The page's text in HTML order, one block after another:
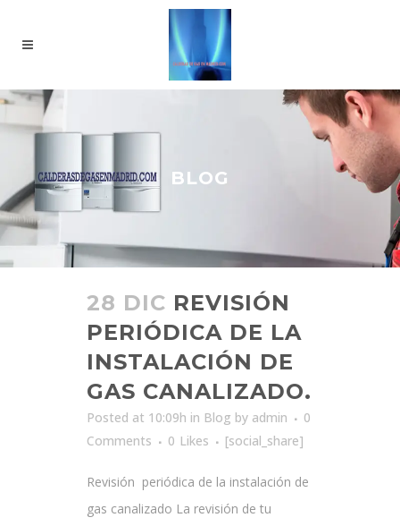
BLOG
28 DIC REVISIÓN
PERIÓDICA DE LA
INSTALACIÓN DE
GAS CANALIZADO.
Posted at 10:09h in Blog by admin
0
Comments
0 Likes [social_share]
Revisión periódica de la instalación de
gas canalizado La revisión de tu